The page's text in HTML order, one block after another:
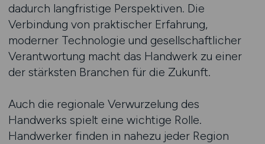
dadurch langfristige Perspektiven. Die
Verbindung von praktischer Erfahrung,
moderner Technologie und gesellschaftlicher
Verantwortung macht das Handwerk zu einer
der stärksten Branchen für die Zukunft.
Auch die regionale Verwurzelung des
Handwerks spielt eine wichtige Rolle.
Handwerker finden in nahezu jeder Region